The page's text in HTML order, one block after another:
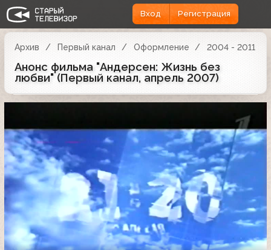
Вход Регистрация
Архив Первый канал Оформление 2004 - 2011
Анонс фильма "Андерсен: Жизнь без
любви" (Первый канал, апрель 2007)